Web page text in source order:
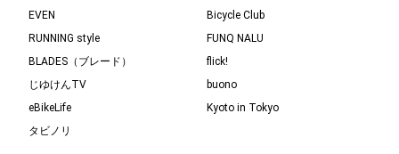
EVEN
Bicycle Club
RUNNING style
FUNQ NALU
BLADES（ブレード）
flick!
じゆけんTV
buono
eBikeLife
Kyoto in Tokyo
タビノリ